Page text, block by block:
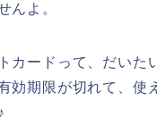
んよ。
カードって、だいた
効期限が切れて、使